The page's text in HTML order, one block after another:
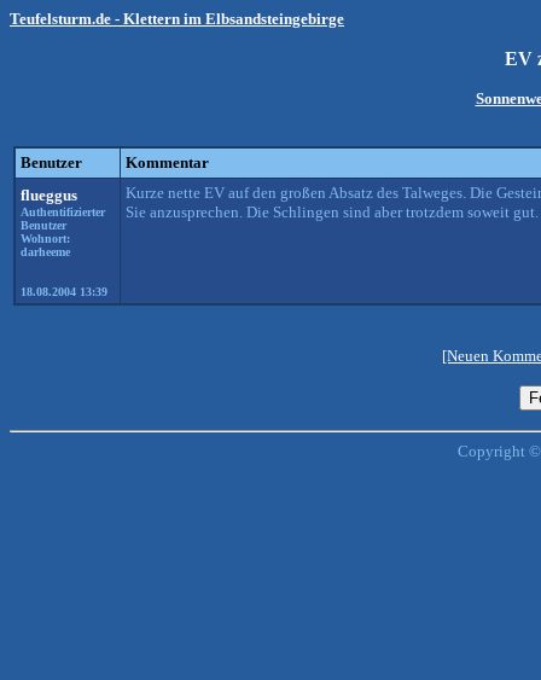
Teufelsturm.de - Klettern im Elbsandsteingebirge
EV
Benutzer
Kommentar
flueggus
Authentifizierter
Benutzer
Wohnort:
darheeme
18.08.2004 13:39
Kurze nette EV auf den großen Absatz des Talweges. Die
Sie anzusprechen. Die Schlingen sind aber trotzdem soweit
[Neuen
Copyright ©